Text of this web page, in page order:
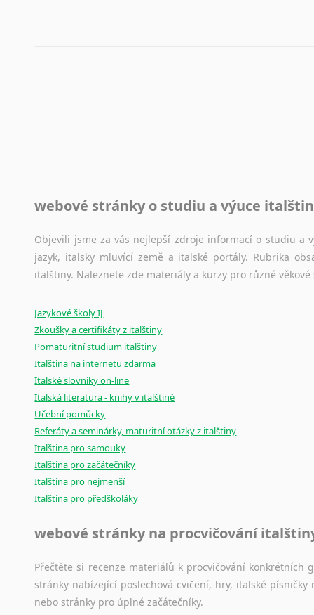
Jazykový korpus je elektronický soubor autentických
původního zdroje textu.
Ostatní pomůcky pro překladatele
poradny a pravidla
webové stránky o studiu a výuce
Objevili jsme za vás nejlepší zdroje informací o studiu a
jazyk, italsky mluvící země a italské portály. Rubrika
italštiny. Naleznete zde materiály a kurzy pro různé věkové
Jazykové školy IJ
Zkoušky a certifikáty z italštiny
Pomaturitní studium italštiny
Italština na internetu zdarma
Italské slovníky on-line
Italská literatura - knihy v italštině
Učební pomůcky
Referáty a seminárky, maturitní otázky z italštiny
Italština pro samouky
Italština pro začátečníky
Italština pro nejmenší
Italština pro předškoláky
webové stránky na procvičování
Přečtěte si recenze materiálů k procvičování
stránky nabízející poslechová cvičení, hry, italské
nebo stránky pro úplné začátečníky.